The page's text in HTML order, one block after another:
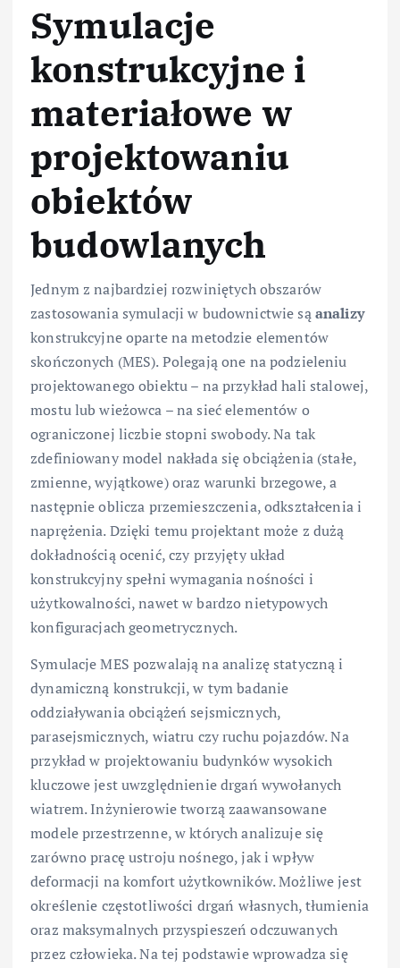
Symulacje
konstrukcyjne i
materiałowe w
projektowaniu
obiektów
budowlanych
Jednym z najbardziej rozwiniętych obszarów
zastosowania symulacji w budownictwie sąanalizy
konstrukcyjne oparte na metodzie elementów
skończonych (MES). Polegają one na podzieleniu
projektowanego obiektu – na przykład hali stalowej,
mostu lub wieżowca – na sieć elementów o
ograniczonej liczbie stopni swobody. Na tak
zdefiniowany model nakłada się obciążenia (stałe,
zmienne, wyjątkowe) oraz warunki brzegowe, a
następnie oblicza przemieszczenia, odkształcenia i
naprężenia. Dzięki temu projektant może z dużą
dokładnością ocenić, czy przyjęty układ
konstrukcyjny spełni wymagania nośności i
użytkowalności, nawet w bardzo nietypowych
konfiguracjach geometrycznych.
Symulacje MES pozwalają na analizę statyczną i
dynamiczną konstrukcji, w tym badanie
oddziaływania obciążeń sejsmicznych,
parasejsmicznych, wiatru czy ruchu pojazdów. Na
przykład w projektowaniu budynków wysokich
kluczowe jest uwzględnienie drgań wywołanych
wiatrem. Inżynierowie tworzą zaawansowane
modele przestrzenne, w których analizuje się
zarówno pracę ustroju nośnego, jak i wpływ
deformacji na komfort użytkowników. Możliwe jest
określenie częstotliwości drgań własnych, tłumienia
oraz maksymalnych przyspieszeń odczuwanych
przez człowieka. Na tej podstawie wprowadza się